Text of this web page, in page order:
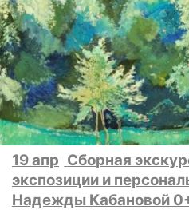
19 апр Сборная
экспозиции и
Надежды Кабановой